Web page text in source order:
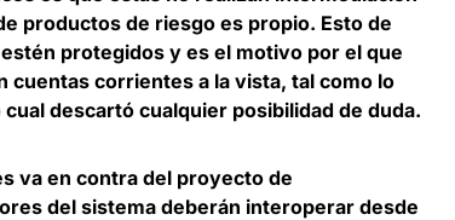
productos de riesgo es propio. Esto de
protegidos y es el motivo por el que
cuentas corrientes a la vista, tal como lo
descartó cualquier posibilidad de duda.
va en contra del proyecto de
del sistema deberán interoperar desde